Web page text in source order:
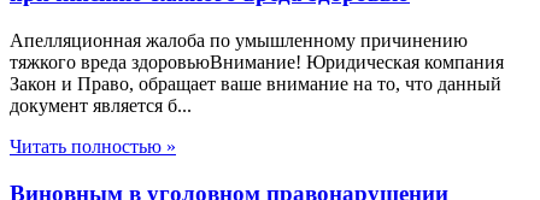
Апелляционная жалоба по умышленному причинению
тяжкого вреда здоровьюВнимание! Юридическая компания
Закон и Право, обращает ваше внимание на то, что данный
документ является б...
Читать полностью »
Виновным в уголовном правонарушении